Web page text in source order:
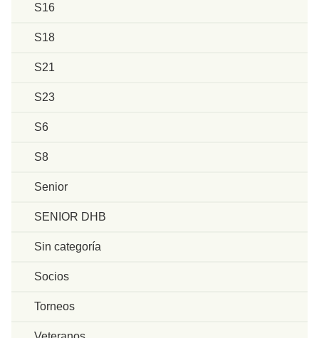
S16
S18
S21
S23
S6
S8
Senior
SENIOR DHB
Sin categoría
Socios
Torneos